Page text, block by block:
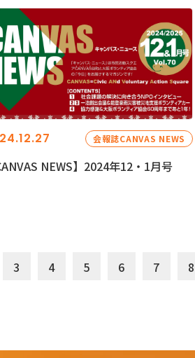
会報誌CANVAS NEWS
NEWS】2024年12・1月号
3 4 5 6 7 8